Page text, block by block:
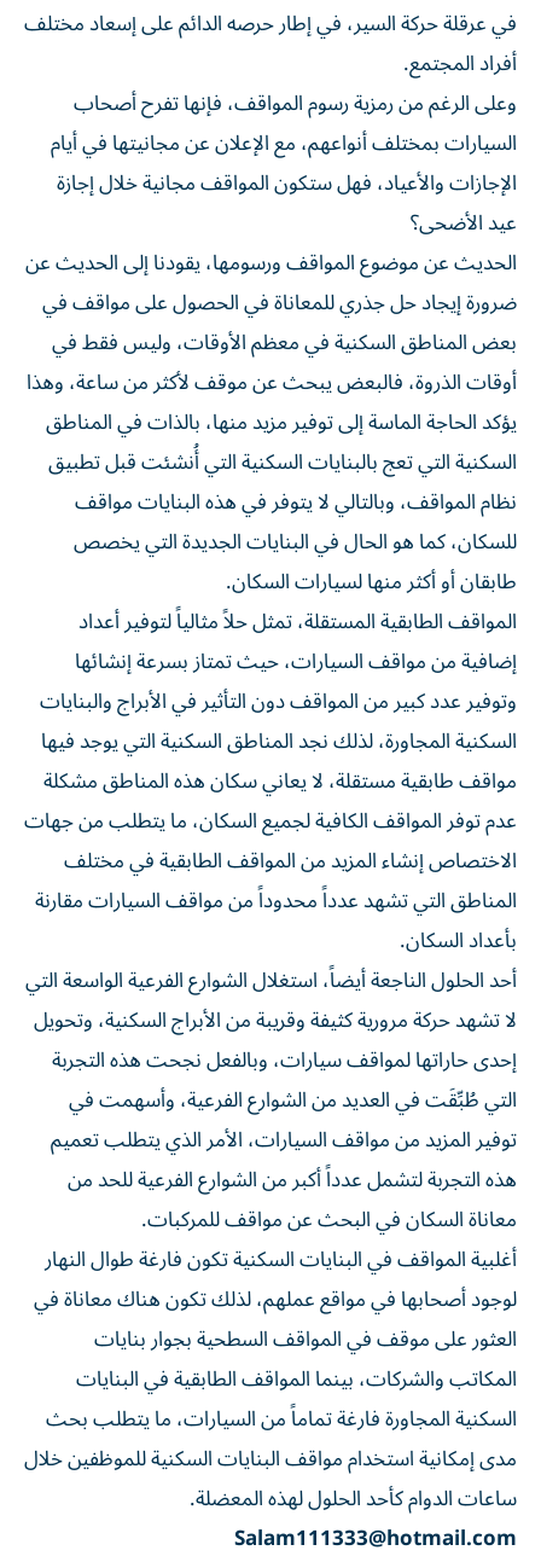
في عرقلة حركة السير، في إطار حرصه الدائم على إسعاد مختلف
أفراد المجتمع.
وعلى الرغم من رمزية رسوم المواقف، فإنها تفرح أصحاب
السيارات بمختلف أنواعهم، مع الإعلان عن مجانيتها في أيام
الإجازات والأعياد، فهل ستكون المواقف مجانية خلال إجازة
عيد الأضحى؟
الحديث عن موضوع المواقف ورسومها، يقودنا إلى الحديث عن
ضرورة إيجاد حل جذري للمعاناة في الحصول على مواقف في
بعض المناطق السكنية في معظم الأوقات، وليس فقط في
أوقات الذروة، فالبعض يبحث عن موقف لأكثر من ساعة، وهذا
يؤكد الحاجة الماسة إلى توفير مزيد منها، بالذات في المناطق
السكنية التي تعج بالبنايات السكنية التي أُنشئت قبل تطبيق
نظام المواقف، وبالتالي لا يتوفر في هذه البنايات مواقف
للسكان، كما هو الحال في البنايات الجديدة التي يخصص
طابقان أو أكثر منها لسيارات السكان.
المواقف الطابقية المستقلة، تمثل حلاً مثالياً لتوفير أعداد
إضافية من مواقف السيارات، حيث تمتاز بسرعة إنشائها
وتوفير عدد كبير من المواقف دون التأثير في الأبراج والبنايات
السكنية المجاورة، لذلك نجد المناطق السكنية التي يوجد فيها
مواقف طابقية مستقلة، لا يعاني سكان هذه المناطق مشكلة
عدم توفر المواقف الكافية لجميع السكان، ما يتطلب من جهات
الاختصاص إنشاء المزيد من المواقف الطابقية في مختلف
المناطق التي تشهد عدداً محدوداً من مواقف السيارات مقارنة
بأعداد السكان.
أحد الحلول الناجعة أيضاً، استغلال الشوارع الفرعية الواسعة التي
لا تشهد حركة مرورية كثيفة وقريبة من الأبراج السكنية، وتحويل
إحدى حاراتها لمواقف سيارات، وبالفعل نجحت هذه التجربة
التي طُبِّقَت في العديد من الشوارع الفرعية، وأسهمت في
توفير المزيد من مواقف السيارات، الأمر الذي يتطلب تعميم
هذه التجربة لتشمل عدداً أكبر من الشوارع الفرعية للحد من
معاناة السكان في البحث عن مواقف للمركبات.
أغلبية المواقف في البنايات السكنية تكون فارغة طوال النهار
لوجود أصحابها في مواقع عملهم، لذلك تكون هناك معاناة في
العثور على موقف في المواقف السطحية بجوار بنايات
المكاتب والشركات، بينما المواقف الطابقية في البنايات
السكنية المجاورة فارغة تماماً من السيارات، ما يتطلب بحث
مدى إمكانية استخدام مواقف البنايات السكنية للموظفين خلال
ساعات الدوام كأحد الحلول لهذه المعضلة.
Salam111333@hotmail.com